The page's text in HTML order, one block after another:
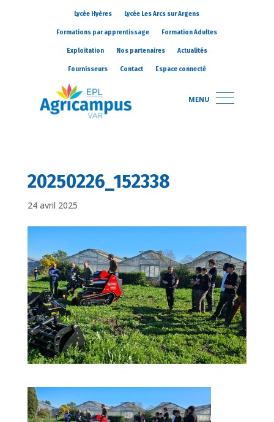
Lycée Hyères Lycée Les Arcs sur Argens
Formations par apprentissage Formation Adultes
Exploitation Nos partenaires Actualités
Fournisseurs Contact Espace connecté
MENU
20250226_152338
24 avril 2025